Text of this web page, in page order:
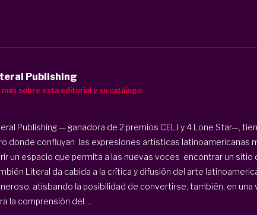
Publishing
más sobre esta editorial y su catálogo
Publishing — ganadora de 2 premios CELJ y 4 Lone Star—,
donde confluyan las expresiones artísticas latinoamericanas
un espacio que permita a las nuevas voces encontrar un sitio
Literal da cabida a la crítica y difusión del arte
atisbando la posibilidad de convertirse, también, en una
la comprensión del ...